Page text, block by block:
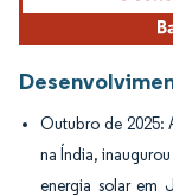
Outubro de 2025:
na Índia,
energia solar em